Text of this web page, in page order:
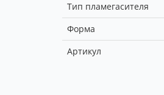
Тип пламегасителя
Форма
Артикул